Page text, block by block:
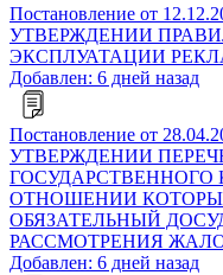
Постановление от
УТВЕРЖДЕНИИ
ЭКСПЛУАТАЦИИ
Добавлен: 6 дней назад
Постановление от
УТВЕРЖДЕНИИ
ГОСУДАРСТВЕННОГО
ОТНОШЕНИИ
ОБЯЗАТЕЛЬНЫЙ
РАССМОТРЕНИЯ
Добавлен: 6 дней назад